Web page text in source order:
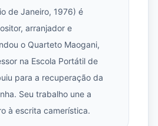
de Janeiro, 1976) é
arranjador e
o Quarteto Maogani,
na Escola Portátil de
para a recuperação da
Seu trabalho une a
à escrita camerística.